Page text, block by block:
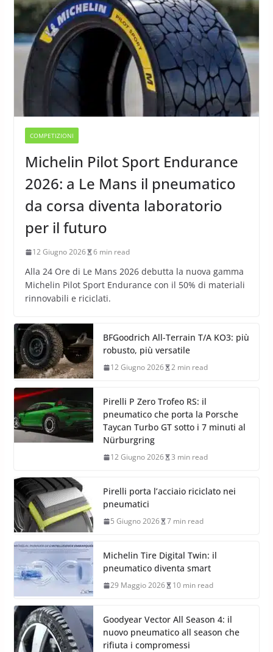
COMPETIZIONI
Michelin Pilot Sport Endurance
2026: a Le Mans il pneumatico
da corsa diventa laboratorio
per il futuro
12 Giugno 2026 6 min read
Alla 24 Ore di Le Mans 2026 debutta la nuova gamma
Michelin Pilot Sport Endurance con il 50% di materiali
rinnovabili e riciclati.
BFGoodrich All-Terrain T/A KO3: più
robusto, più versatile
12 Giugno 2026 2 min read
Pirelli P Zero Trofeo RS: il
pneumatico che porta la Porsche
Taycan Turbo GT sotto i 7 minuti al
Nürburgring
12 Giugno 2026 3 min read
Pirelli porta l’acciaio riciclato nei
pneumatici
5 Giugno 2026 7 min read
Michelin Tire Digital Twin: il
pneumatico diventa smart
29 Maggio 2026 10 min read
Goodyear Vector All Season 4: il
nuovo pneumatico all season che
rifiuta i compromessi